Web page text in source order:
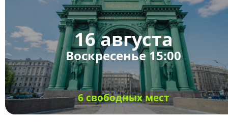
16 августа
Воскресенье 15:00
6 свободных мест